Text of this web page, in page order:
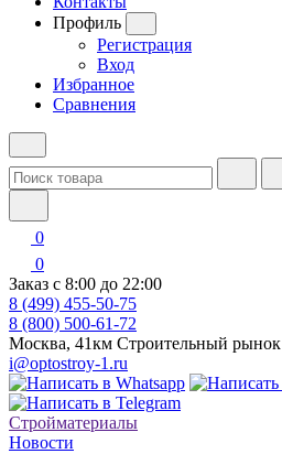
Профиль
Регистрация
Вход
Избранное
Сравнения
0
0
Заказ с 8:00 до 22:00
8 (499) 455-50-75
8 (800) 500-61-72
Москва, 41км Строительный рынок
i@optostroy-1.ru
Стройматериалы
Новости